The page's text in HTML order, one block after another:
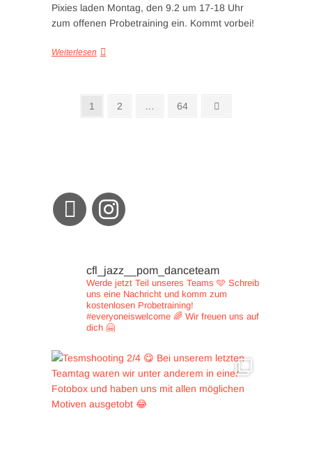
Pixies laden Montag, den 9.2 um 17-18 Uhr
zum offenen Probetraining ein. Kommt vorbei!
Weiterlesen
Seitennummerierung
Seite
1 Seite
2 … Seite
64
cfl_jazz__pom_danceteam
Werde jetzt Teil unseres Teams 🩵 Schreib
uns eine Nachricht und komm zum
kostenlosen Probetraining!
#everyoneiswelcome 🌈 Wir freuen uns auf
dich 🤗